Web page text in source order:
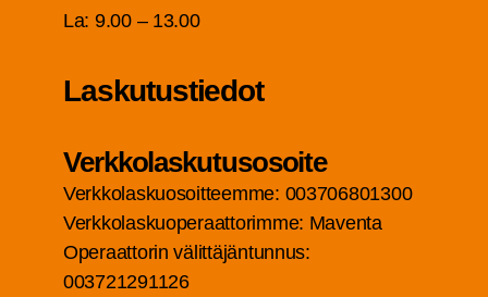
La: 9.00 – 13.00
Las­ku­tus­tie­dot
Verk­ko­las­ku­tuso­soi­te
Verk­ko­las­kuo­soit­teem­me: 003706801300
Verk­ko­las­kuo­pe­raat­to­rim­me: Maven­ta
Ope­raat­to­rin välit­tä­jän­tun­nus:
003721291126